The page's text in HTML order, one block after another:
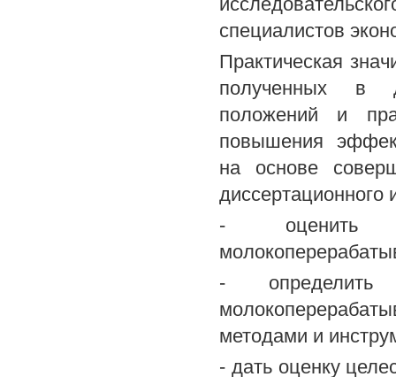
специалистов
Практическая
полученных в
положений и
повышения
на основе
диссертационного
- оценить
- определить
методами и
- дать оценку